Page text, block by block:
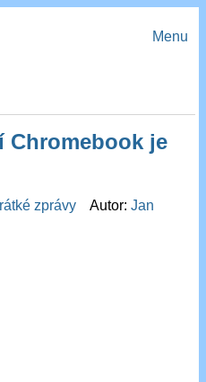
Menu
je
zprávy Autor:Jan